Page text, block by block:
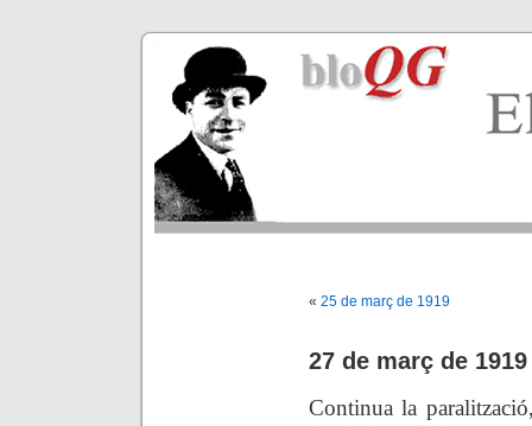
« 25 de març de 1919
27 de març de 1919
Continua la